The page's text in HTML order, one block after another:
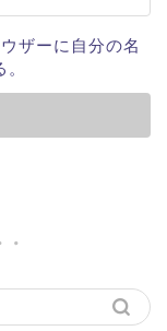
ザーに自分の名